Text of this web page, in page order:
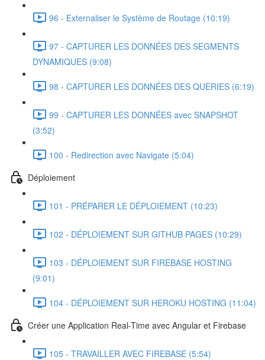
96 - Externaliser le Système de Routage (10:19)
97 - CAPTURER LES DONNÉES DES SEGMENTS
DYNAMIQUES (9:08)
98 - CAPTURER LES DONNÉES DES QUERIES (6:19)
99 - CAPTURER LES DONNÉES avec SNAPSHOT
(3:52)
100 - Redirection avec Navigate (5:04)
Déploiement
101 - PRÉPARER LE DÉPLOIEMENT (10:23)
102 - DÉPLOIEMENT SUR GITHUB PAGES (10:29)
103 - DÉPLOIEMENT SUR FIREBASE HOSTING
(9:01)
104 - DÉPLOIEMENT SUR HEROKU HOSTING (11:04)
Créer une Application Real-Time avec Angular et Firebase
105 - TRAVAILLER AVEC FIREBASE (5:54)